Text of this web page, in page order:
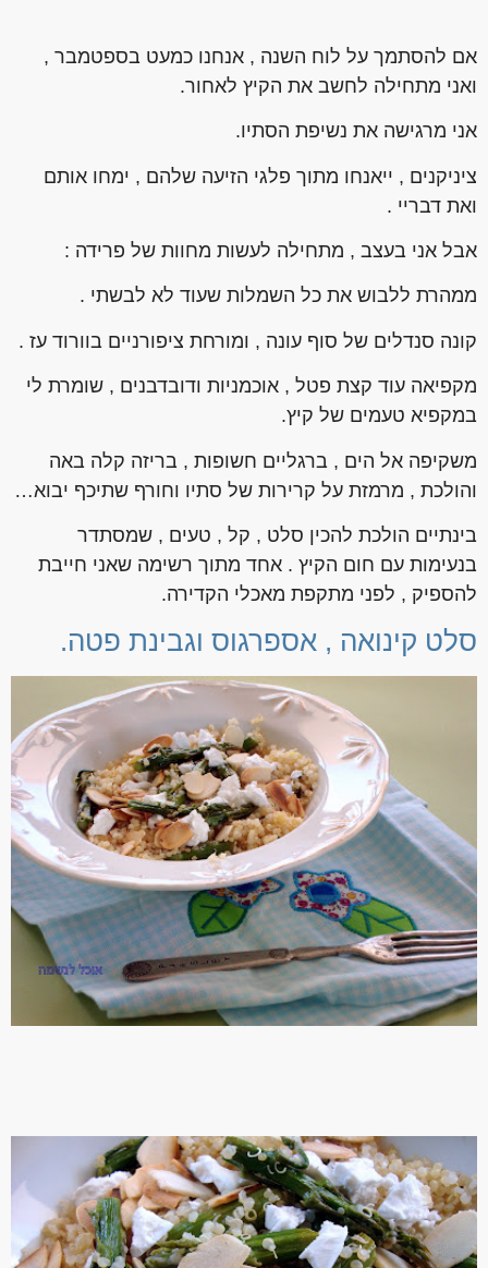
אם להסתמך על לוח השנה , אנחנו כמעט בספטמבר ,
ואני מתחילה לחשב את הקיץ לאחור.
אני מרגישה את נשיפת הסתיו.
ציניקנים , ייאנחו מתוך פלגי הזיעה שלהם , ימחו אותם
ואת דבריי .
אבל אני בעצב , מתחילה לעשות מחוות של פרידה :
ממהרת ללבוש את כל השמלות שעוד לא לבשתי .
קונה סנדלים של סוף עונה , ומורחת ציפורניים בוורוד עז .
מקפיאה עוד קצת פטל , אוכמניות ודובדבנים , שומרת לי
במקפיא טעמים של קיץ.
משקיפה אל הים , ברגליים חשופות , בריזה קלה באה
והולכת , מרמזת על קרירות של סתיו וחורף שתיכף יבוא…
בינתיים הולכת להכין סלט , קל , טעים , שמסתדר
בנעימות עם חום הקיץ . אחד מתוך רשימה שאני חייבת
להספיק , לפני מתקפת מאכלי הקדירה.
סלט קינואה , אספרגוס וגבינת פטה.